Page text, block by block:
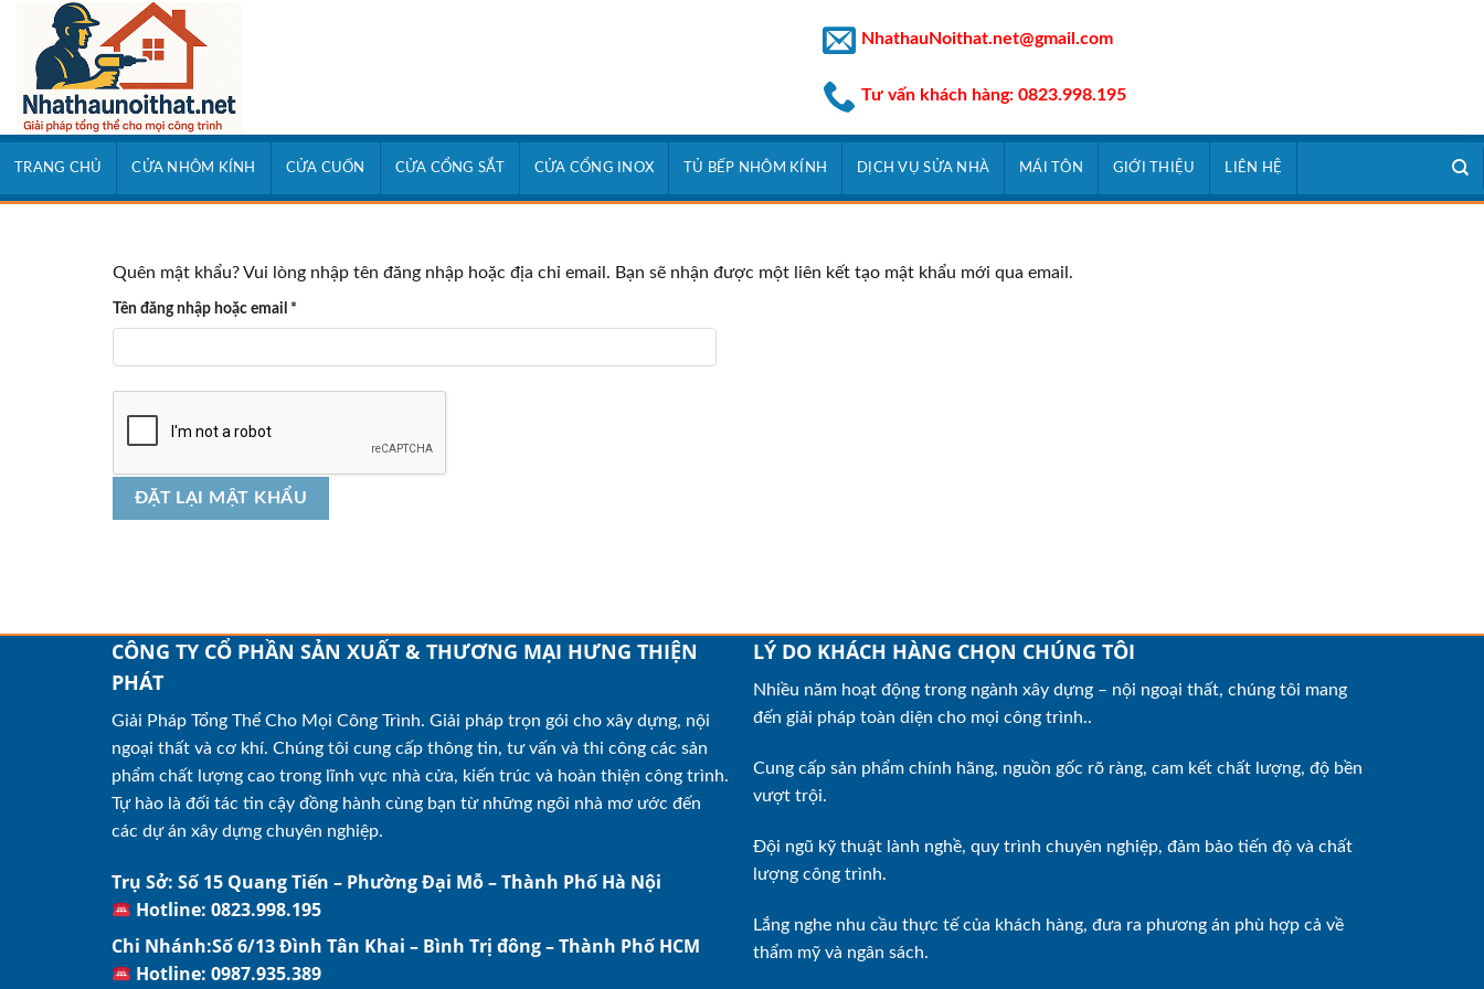
content
NhathauNoithat.net@gmail.com
Tư vấn khách hàng: 0823.998.195
TRANG CHỦ CỬA NHÔM KÍNH CỬA CUỐN CỬA CỔNG SẮT CỬA CỔNG INOX TỦ BẾP NHÔM KÍNH DỊCH VỤ SỬA NHÀ MÁI TÔN GIỚI THIỆU LIÊN HỆ
Quên mật khẩu? Vui lòng nhập tên đăng nhập hoặc địa chỉ email. Bạn sẽ nhận được một liên kết tạo mật khẩu mới qua email.
Tên đăng nhập hoặc email *
buộc
ĐẶT LẠI MẬT KHẨU
CÔNG TY CỔ PHẦN SẢN XUẤT & THƯƠNG MẠI HƯNG THIỆN
PHÁT
Giải Pháp Tổng Thể Cho Mọi Công Trình. Giải pháp trọn gói cho xây dựng, nội
ngoại thất và cơ khí. Chúng tôi cung cấp thông tin, tư vấn và thi công các sản
phẩm chất lượng cao trong lĩnh vực nhà cửa, kiến trúc và hoàn thiện công trình.
Tự hào là đối tác tin cậy đồng hành cùng bạn từ những ngôi nhà mơ ước đến
các dự án xây dựng chuyên nghiệp.
Trụ Sở: Số 15 Quang Tiến – Phường Đại Mỗ – Thành Phố Hà Nội
Hotline: 0823.998.195
Chi Nhánh:Số 6/13 Đình Tân Khai – Bình Trị đông – Thành Phố HCM
Hotline: 0987.935.389
LÝ DO KHÁCH HÀNG CHỌN CHÚNG TÔI
Nhiều năm hoạt động trong ngành xây dựng – nội ngoại thất, chúng tôi mang
đến giải pháp toàn diện cho mọi công trình..
Cung cấp sản phẩm chính hãng, nguồn gốc rõ ràng, cam kết chất lượng, độ bền
vượt trội.
Đội ngũ kỹ thuật lành nghề, quy trình chuyên nghiệp, đảm bảo tiến độ và chất
lượng công trình.
Lắng nghe nhu cầu thực tế của khách hàng, đưa ra phương án phù hợp cả về
thẩm mỹ và ngân sách.